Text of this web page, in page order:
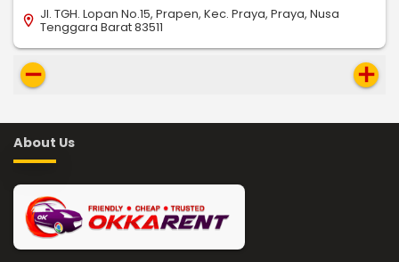
location_on Jl. TGH. Lopan No.15, Prapen, Kec. Praya, Praya, Nusa
Tenggara Barat 83511
remove add
About Us